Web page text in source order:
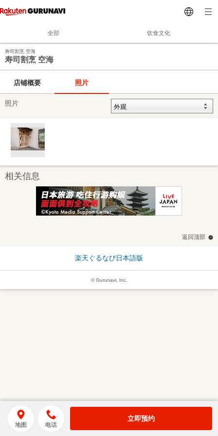
全部 饮食文化
寿司割烹 空海
寿司割烹 空海
店铺概要 照片
照片
相关信息
返回顶部
楽天ぐるなび日本語版
© Gurunavi, Inc.
地图 电话
立即预约